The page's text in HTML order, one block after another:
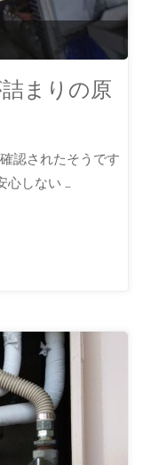
まりの原
認されたそうです
心しない …